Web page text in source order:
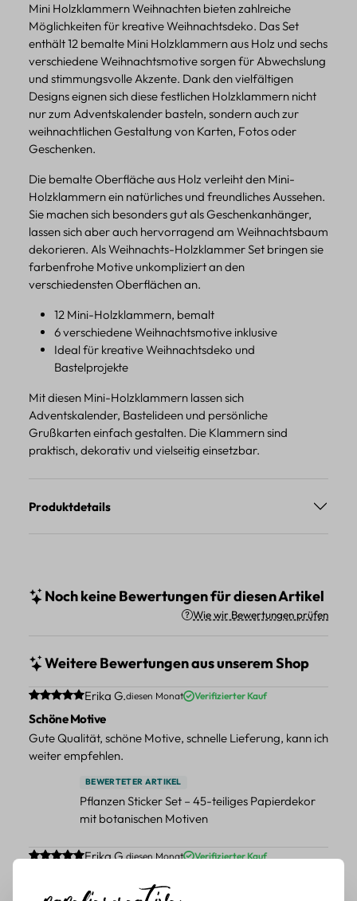
Mini Holzklammern Weihnachten bieten zahlreiche
Möglichkeiten für kreative Weihnachtsdeko. Das Set
enthält 12 bemalte Mini Holzklammern aus Holz und sechs
verschiedene Weihnachtsmotive sorgen für Abwechslung
und stimmungsvolle Akzente. Dank den vielfältigen
Designs eignen sich diese festlichen Holzklammern nicht
nur zum Adventskalender basteln, sondern auch zur
weihnachtlichen Gestaltung von Karten, Fotos oder
Geschenken.
Die bemalte Oberfläche aus Holz verleiht den Mini-
Holzklammern ein natürliches und freundliches Aussehen.
Sie machen sich besonders gut als Geschenkanhänger,
lassen sich aber auch hervorragend am Weihnachtsbaum
dekorieren. Als Weihnachts-Holzklammer Set bringen sie
farbenfrohe Motive unkompliziert an den
verschiedensten Oberflächen an.
12 Mini-Holzklammern, bemalt
6 verschiedene Weihnachtsmotive inklusive
Ideal für kreative Weihnachtsdeko und
Bastelprojekte
Mit diesen Mini-Holzklammern lassen sich
Adventskalender, Bastelideen und persönliche
Grußkarten einfach gestalten. Die Klammern sind
praktisch, dekorativ und vielseitig einsetzbar.
Produktdetails
Noch keine Bewertungen für diesen Artikel
Wie wir Bewertungen prüfen
Weitere Bewertungen aus unserem Shop
Durchschnittliche Bewertung von 5 von 5 Sternen
Erika G.diesen Monat Verifizierter Kauf
Schöne Motive
Gute Qualität, schöne Motive, schnelle Lieferung, kann ich
weiter empfehlen.
BEWERTETER ARTIKEL
Pflanzen Sticker Set – 45-teiliges Papierdekor
mit botanischen Motiven
Durchschnittliche Bewertung von 5 von 5 Sternen
Erika G.diesen Monat Verifizierter Kauf
Tolle Motive, Briefmarken gehen zu vielen Projekten,